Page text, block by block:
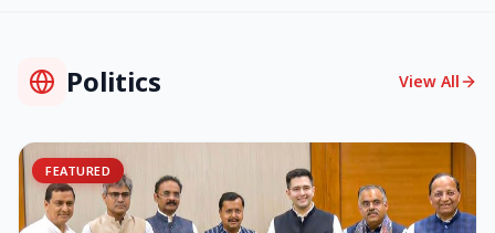
Politics View All
FEATURED